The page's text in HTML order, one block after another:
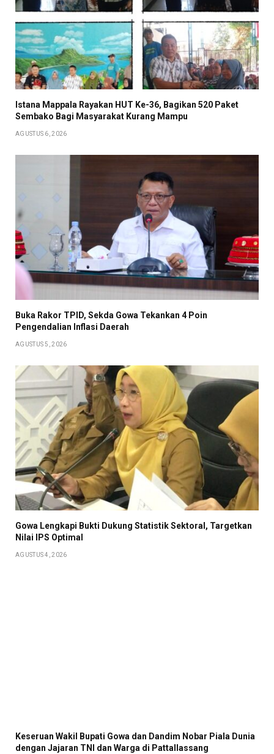
Istana Mappala Rayakan HUT Ke-36, Bagikan 520 Paket
Sembako Bagi Masyarakat Kurang Mampu
AGUSTUS 6, 2026
Buka Rakor TPID, Sekda Gowa Tekankan 4 Poin
Pengendalian Inflasi Daerah
AGUSTUS 5, 2026
Gowa Lengkapi Bukti Dukung Statistik Sektoral, Targetkan
Nilai IPS Optimal
AGUSTUS 4, 2026
Keseruan Wakil Bupati Gowa dan Dandim Nobar Piala Dunia
dengan Jajaran TNI dan Warga di Pattallassang